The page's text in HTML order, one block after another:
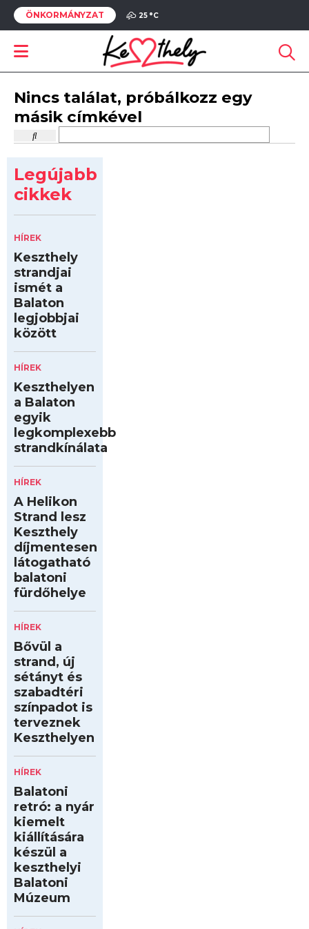
ÖNKORMÁNYZAT 25 °C
Nincs találat, próbálkozz egy
másik címkével
Legújabb
cikkek
HÍREK
Keszthely
strandjai
ismét a
Balaton
legjobbjai
között
HÍREK
Keszthelyen
a Balaton
egyik
legkomplexebb
strandkínálata
HÍREK
A Helikon
Strand lesz
Keszthely
díjmentesen
látogatható
balatoni
fürdőhelye
HÍREK
Bővül a
strand, új
sétányt és
szabadtéri
színpadot is
terveznek
Keszthelyen
HÍREK
Balatoni
retró: a nyár
kiemelt
kiállítására
készül a
keszthelyi
Balatoni
Múzeum